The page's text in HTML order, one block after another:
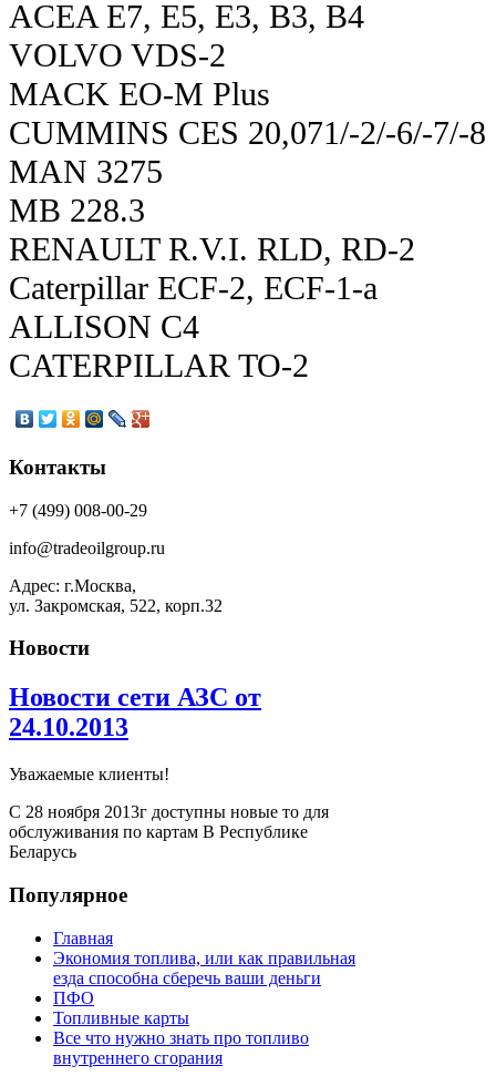
ACEA E7, Е5, E3, B3, B4
VOLVO VDS-2
MACK EO-M Plus
CUMMINS CES 20,071/-2/-6/-7/-8
MAN 3275
MB 228.3
RENAULT R.V.I. RLD, RD-2
Caterpillar ECF-2, ECF-1-a
ALLISON C4
CATERPILLAR TO-2
Контакты
+7 (499) 008-00-29
info@tradeoilgroup.ru
Адрес: г.Москва,
ул. Закромская, 522, корп.32
Новости
Новости сети АЗС от
24.10.2013
Уважаемые клиенты!
С 28 ноября 2013г доступны новые то для
обслуживания по картам В Республике
Беларусь
Популярное
Главная
Экономия топлива, или как правильная
езда способна сберечь ваши деньги
ПФО
Топливные карты
Все что нужно знать про топливо
внутреннего сгорания